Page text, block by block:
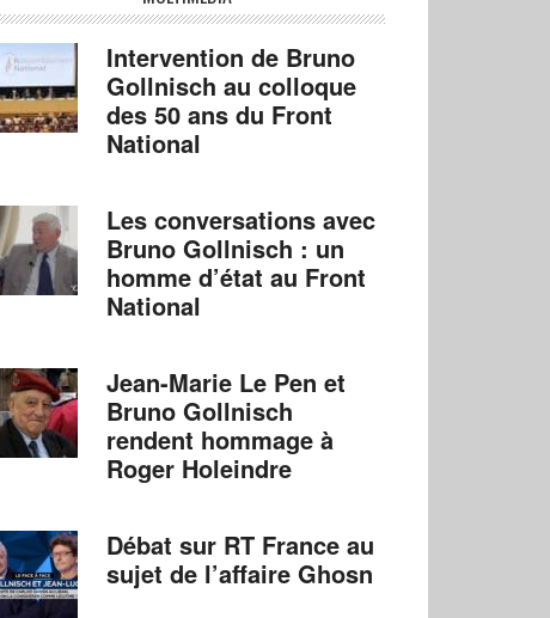
Intervention de Bruno
Gollnisch au colloque
des 50 ans du Front
National
Les conversations avec
Bruno Gollnisch : un
homme d’état au Front
National
Jean-Marie Le Pen et
Bruno Gollnisch
rendent hommage à
Roger Holeindre
Débat sur RT France au
sujet de l’affaire Ghosn